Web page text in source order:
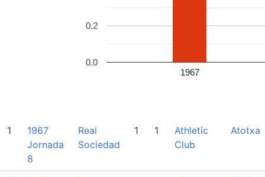
1967
0.0
0.2
1
1967
Jornada
8
Real
Sociedad
1 1
Athletic
Club
Atotxa